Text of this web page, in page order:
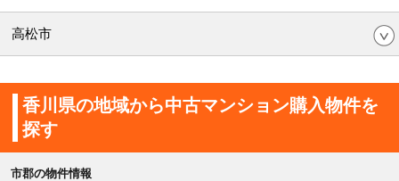
高松市
香川県の地域から中古マンション購入物件を
探す
市郡の物件情報